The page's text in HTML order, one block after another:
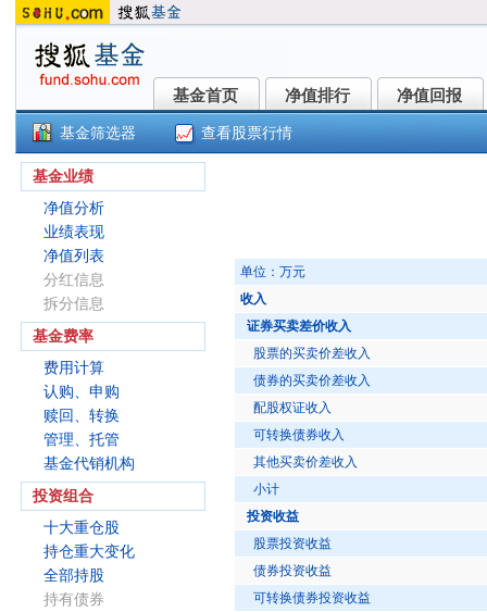
基金首页
基金首页 净值排行
净值排行 净值回报
净值回报
基金筛选器 查看股票行情
基金业绩
净值分析
业绩表现
净值列表
分红信息
拆分信息
基金费率
费用计算
认购、申购
赎回、转换
管理、托管
基金代销机构
投资组合
十大重仓股
持仓重大变化
全部持股
持有债券
单位：万元
收入
证券买卖差价收入
股票的买卖价差收入
债券的买卖价差收入
配股权证收入
可转换债券收入
其他买卖价差收入
小计
投资收益
股票投资收益
债券投资收益
可转换债券投资收益